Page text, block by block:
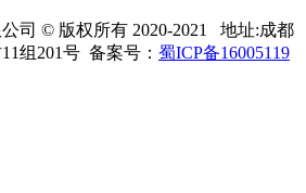
司 © 版权所有 2020-2021 地址:成都
组201号 备案号： 蜀ICP备16005119